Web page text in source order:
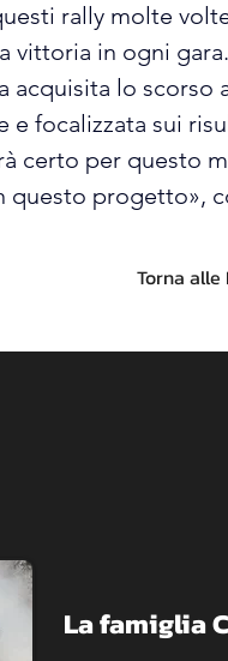
rally molte
in ogni
acquisita lo
e focalizzata sui
certo per questo
progetto»,
Torna alle
La famiglia